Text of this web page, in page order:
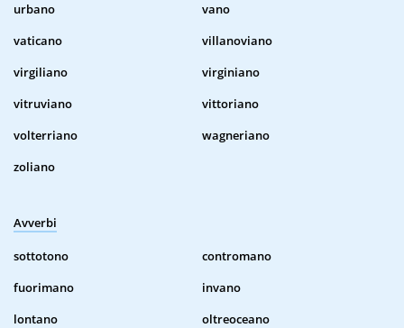
urbano
vano
vaticano
villanoviano
virgiliano
virginiano
vitruviano
vittoriano
volterriano
wagneriano
zoliano
Avverbi
sottotono
contromano
fuorimano
invano
lontano
oltreoceano